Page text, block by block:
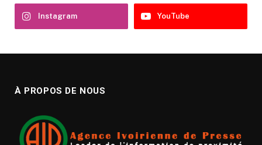
Instagram YouTube
À PROPOS DE NOUS